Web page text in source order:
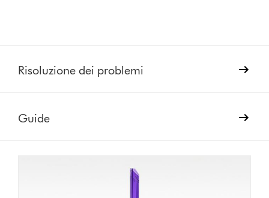
Risoluzione dei problemi
Guide